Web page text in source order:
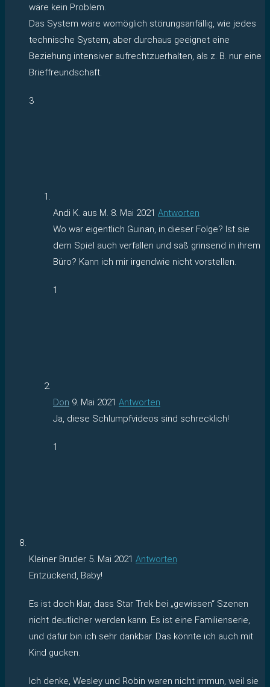
wäre kein Problem.
Das System wäre womöglich störungsanfällig, wie jedes
technische System, aber durchaus geeignet eine
Beziehung intensiver aufrechtzuerhalten, als z. B. nur eine
Brieffreundschaft.
3
Andi K. aus M. 8. Mai 2021 Antworten
Wo war eigentlich Guinan, in dieser Folge? Ist sie
dem Spiel auch verfallen und saß grinsend in ihrem
Büro? Kann ich mir irgendwie nicht vorstellen.
1
Don 9. Mai 2021 Antworten
Ja, diese Schlumpfvideos sind schrecklich!
1
Kleiner Bruder 5. Mai 2021 Antworten
Entzückend, Baby!
Es ist doch klar, dass Star Trek bei „gewissen“ Szenen
nicht deutlicher werden kann. Es ist eine Familienserie,
und dafür bin ich sehr dankbar. Das könnte ich auch mit
Kind gucken.
Ich denke, Wesley und Robin waren nicht immun, weil sie